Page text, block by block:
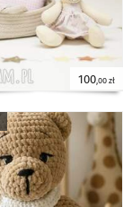
100,00 zł